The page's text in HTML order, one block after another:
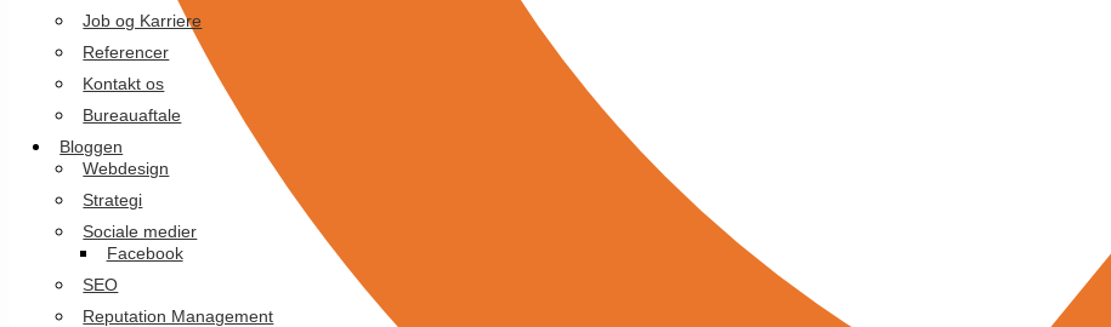
Job og Karriere
Referencer
Kontakt os
Bureauaftale
Bloggen
Webdesign
Strategi
Sociale medier
Facebook
SEO
Reputation Management